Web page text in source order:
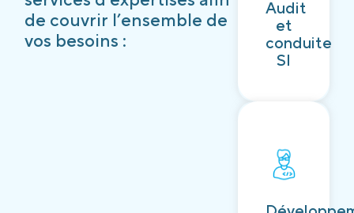
de couvrir l’ensemble de
vos besoins :
Audit
et
conduite
SI
Découvrir